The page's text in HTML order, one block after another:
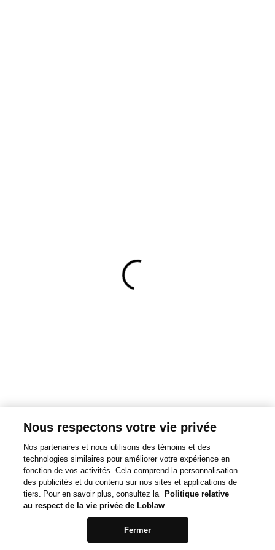
Nous respectons votre vie privée
Nos partenaires et nous utilisons des témoins et des
technologies similaires pour améliorer votre expérience en
fonction de vos activités. Cela comprend la personnalisation
des publicités et du contenu sur nos sites et applications de
tiers. Pour en savoir plus, consultez la
Politique relative
au respect de la vie privée de Loblaw
Fermer